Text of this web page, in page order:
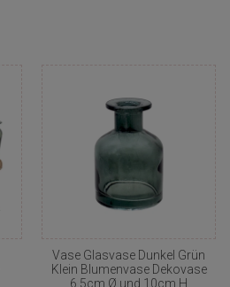
Vase Glasvase Dunkel Grün
Klein Blumenvase Dekovase
6,5cm Ø und 10cm H